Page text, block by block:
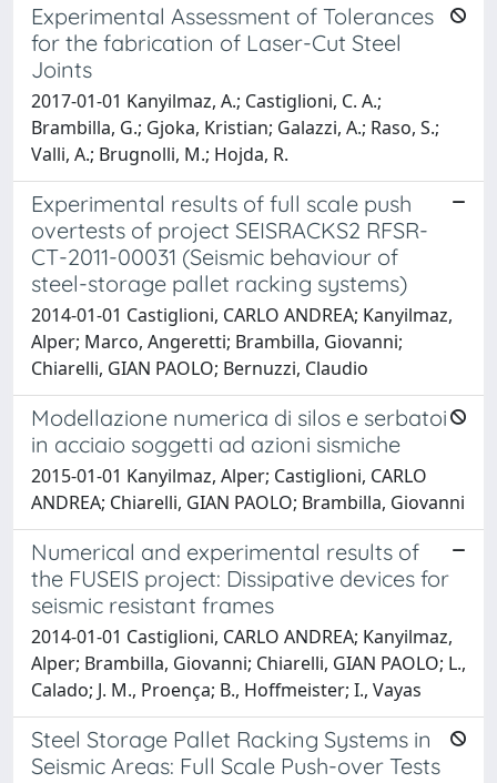
Experimental Assessment of Tolerances
for the fabrication of Laser-Cut Steel
Joints
2017-01-01 Kanyilmaz, A.; Castiglioni, C. A.;
Brambilla, G.; Gjoka, Kristian; Galazzi, A.; Raso, S.;
Valli, A.; Brugnolli, M.; Hojda, R.
Experimental results of full scale push
overtests of project SEISRACKS2 RFSR-
CT-2011-00031 (Seismic behaviour of
steel-storage pallet racking systems)
2014-01-01 Castiglioni, CARLO ANDREA; Kanyilmaz,
Alper; Marco, Angeretti; Brambilla, Giovanni;
Chiarelli, GIAN PAOLO; Bernuzzi, Claudio
Modellazione numerica di silos e serbatoi
in acciaio soggetti ad azioni sismiche
2015-01-01 Kanyilmaz, Alper; Castiglioni, CARLO
ANDREA; Chiarelli, GIAN PAOLO; Brambilla, Giovanni
Numerical and experimental results of
the FUSEIS project: Dissipative devices for
seismic resistant frames
2014-01-01 Castiglioni, CARLO ANDREA; Kanyilmaz,
Alper; Brambilla, Giovanni; Chiarelli, GIAN PAOLO; L.,
Calado; J. M., Proença; B., Hoffmeister; I., Vayas
Steel Storage Pallet Racking Systems in
Seismic Areas: Full Scale Push-over Tests